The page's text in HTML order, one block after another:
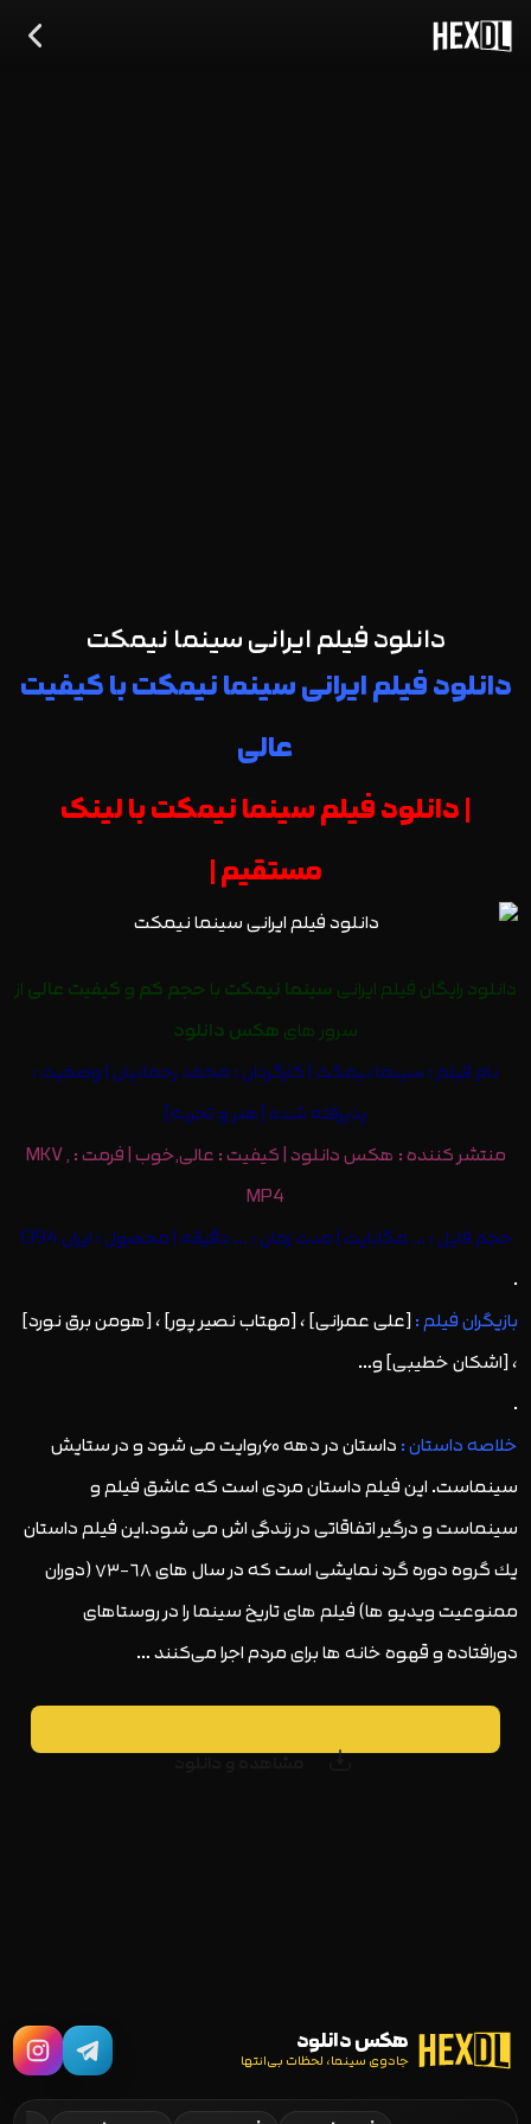
دانلود فیلم ایرانی سینما نیمکت
دانلود فیلم ایرانی سینما نیمکت با کیفیت
عالی
| دانلود فیلم سینما نیمکت با لینک
مستقیم |
دانلود رایگان فیلم ایرانیسینما نیمکتباحجم کموکیفیت عالیاز
سرور هایهکس دانلود
نام فیلم : سینما نیمکت | کارگردان :محمد رحمانیان | وضعیت :
پذیرفته شده [هنر و تجربه]
منتشر کننده : هکس دانلود
| کیفیت : عالی,خوب | فرمت : MKV ,
MP4
حجم فایل : … مگابایت | مدت زمان : … دقیقه | محصول : ایران 1394
.
بازیگران فیلم :[علی عمرانی] ، [مهتاب نصیر پور] ، [هومن برق نورد]
، [اشکان خطیبی] و…
.
خلاصه داستان :
داستان در دهه ۶۰روایت می شود و در ستایش
سینماست. این فیلم داستان مردی است که عاشق فیلم و
سینماست و درگیر اتفاقاتی در زندگی اش می شود.این فیلم داستان
يك گروه دوره گرد نمايشى است كه در سال هاى ٦٨-٧٣ (دوران
ممنوعيت ويديو ها) فيلم هاى تاريخ سينما را در روستاهاى
دورافتاده و قهوه خانه ها براى مردم اجرا مى‌كنند …
مشاهده و دانلود
هکس دانلود
جادوی سینما، لحظات بی‌انتها